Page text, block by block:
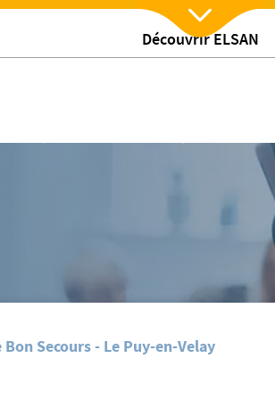
Découvrir ELSAN
Nx:Afficher menu
/Remise de don à la Clinique Bon Secours
Secours - Le Puy-en-Velay